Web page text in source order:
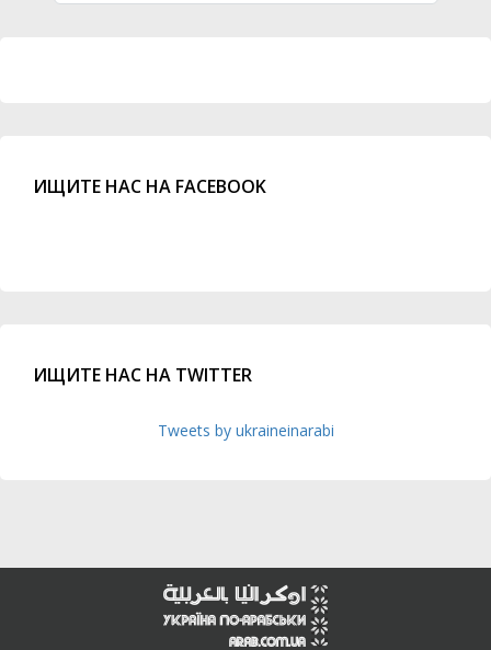
ИЩИТЕ НАС НА FACEBOOK
ИЩИТЕ НАС НА TWITTER
Tweets by ukraineinarabi